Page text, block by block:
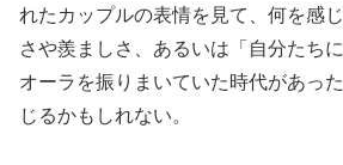
れたカップルの表情を見て、何を感
さや羨ましさ、あるいは「自分たち
オーラを振りまいていた時代があっ
じるかもしれない。